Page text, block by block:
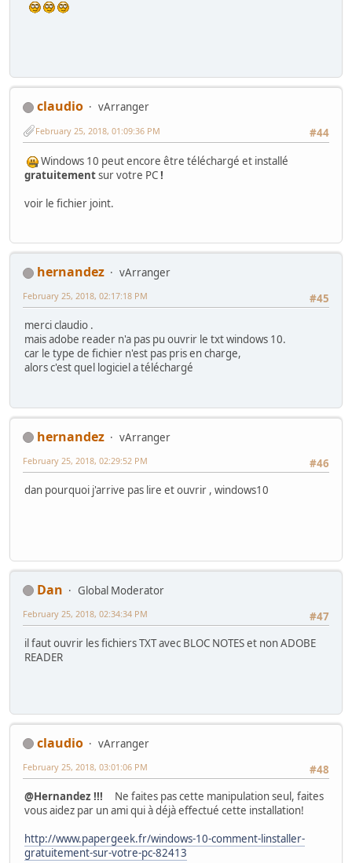
claudio
vArranger
#44
February 25, 2018, 01:09:36 PM
Windows 10 peut encore être téléchargé et installé
gratuitementsur votre PC!
voir le fichier joint.
hernandez
vArranger
#45
February 25, 2018, 02:17:18 PM
merci claudio .
mais adobe reader n'a pas pu ouvrir le txt windows 10.
car le type de fichier n'est pas pris en charge,
alors c'est quel logiciel a téléchargé
hernandez
vArranger
#46
February 25, 2018, 02:29:52 PM
dan pourquoi j'arrive pas lire et ouvrir , windows10
Dan
Global Moderator
#47
February 25, 2018, 02:34:34 PM
il faut ouvrir les fichiers TXT avec BLOC NOTES et non ADOBE
READER
claudio
vArranger
#48
February 25, 2018, 03:01:06 PM
@Hernandez !!! Ne faites pas cette manipulation seul, faites
vous aidez par un ami qui à déjà effectué cette installation!
http://www.papergeek.fr/windows-10-comment-linstaller-
gratuitement-sur-votre-pc-82413